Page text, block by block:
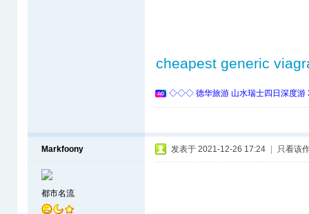
cheapest generic
◇◇◇ 德华旅游 山水瑞士四日深度
Markfoony
都市名流
发表于 2021-12-26 17:24 只看该